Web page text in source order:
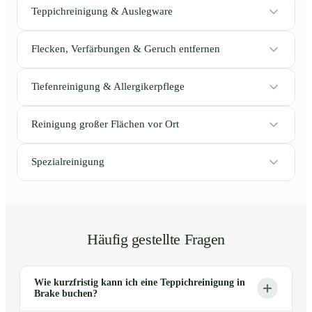
Teppichreinigung & Auslegware
Flecken, Verfärbungen & Geruch entfernen
Tiefenreinigung & Allergikerpflege
Reinigung großer Flächen vor Ort
Spezialreinigung
Häufig gestellte Fragen
Wie kurzfristig kann ich eine Teppichreinigung in
Brake buchen?